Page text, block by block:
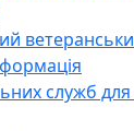
служб для